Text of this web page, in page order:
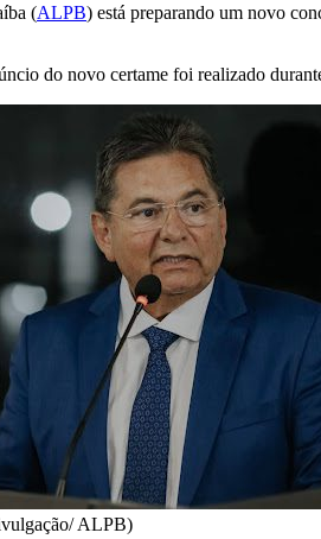
(ALPB) está preparando um novo
do novo certame foi realizado
ALPB)